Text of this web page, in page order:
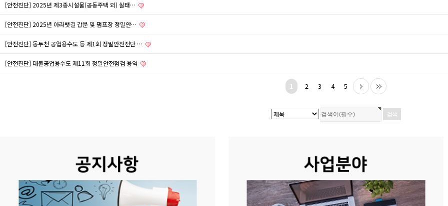
[안전진단] 2025년 제3종시설물(공동주택 외) 실태…
[안전진단] 2025년 아라뱃길 갑문 및 펌프장 정밀안…
[안전진단] 동두천 공업용수도 등 제1회 정밀안전전단 …
[안전진단] 대불공업용수도 제11회 정밀안전점검 용역
1 2 3 4 5